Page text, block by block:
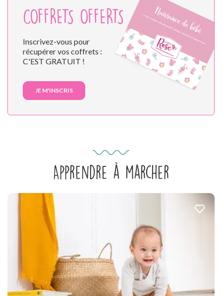
COFFRETS OFFERTS
Inscrivez-vous pour
récupérer vos coffrets :
C'EST GRATUIT !
JE M'INSCRIS
Apprendre à marcher